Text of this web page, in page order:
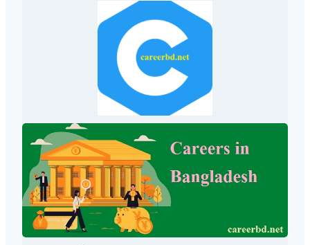
বাংলাদেশের
জনপ্রিয়
পেশা
সমূহ